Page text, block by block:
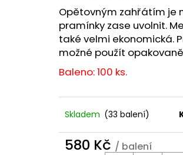
Opětovným zahřátím je
pramínky zase uvolnit.
také velmi ekonomická.
možné použít
Baleno: 100 ks.
Skladem (33 balení)
580 Kč / balení